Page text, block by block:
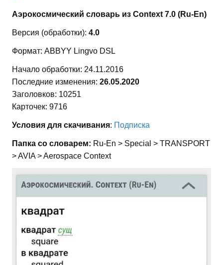
Аэрокосмический словарь из Context 7.0 (Ru-En)
Версия (обработки): 4.0
Формат: ABBYY Lingvo DSL
Начало обработки: 24.11.2016
Последние изменения: 26.05.2020
Заголовков: 10251
Карточек: 9716
Условия для скачивания: Подписка
Папка со словарем: Ru-En > Special > TRANSPORT
> AVIA > Aerospace Context